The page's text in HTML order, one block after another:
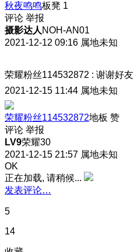
秋夜鸣鸣板凳 1
评论 举报
摄影达人 NOH-AN01
2021-12-12 09:16 属地未知
荣耀粉丝114532872 : 谢谢好友
2021-12-15 11:44 属地未知
荣耀粉丝114532872地板 赞
评论 举报
LV9荣耀30
2021-12-15 21:57 属地未知
OK
正在加载, 请稍候...
发表评论…
5
14